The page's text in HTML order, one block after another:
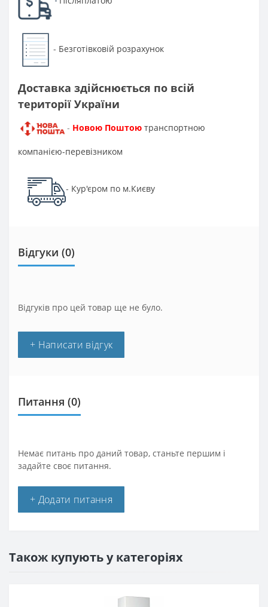
- Безготівковій розрахунок
Доставка здійснюється по всій
території України
- Новою Поштою транспортною
компанією-перевізником
- Кур'єром по м.Києву
Відгуки (0)
Відгуків про цей товар ще не було.
+ Написати відгук
Питання (0)
Немає питань про даний товар, станьте першим і
задайте своє питання.
+ Додати питання
Також купують у категоріях